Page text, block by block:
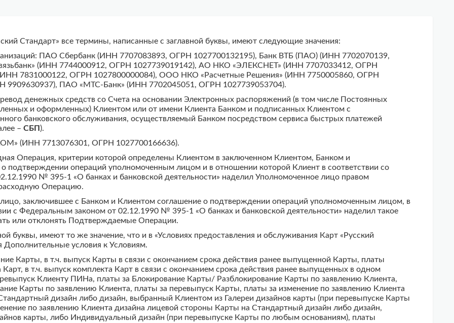
Стандарт» все термины, написанные с заглавной буквы, имеют следующие значения:
ПАО Сбербанк (ИНН 7707083893, ОГРН 1027700132195), Банк ВТБ (ПАО) (ИНН 7702070139,
(ИНН 7744000912, ОГРН 1027739019142), АО НКО «ЭЛЕКСНЕТ» (ИНН 7707033412, ОГРН
7831000122, ОГРН 1027800000084), ООО НКО «Расчетные Решения» (ИНН 7750005860, ОГРН
9909630937), ПАО «МТС-Банк» (ИНН 7702045051, ОГРН 1027739053704).
денежных средств со Счета на основании Электронных распоряжений (в том числе Постоянных
и оформленных) Клиентом или от имени Клиента Банком и подписанных Клиентом с
банковского обслуживания, осуществляемый Банком посредством сервиса быстрых платежей
– СБП ).
(ИНН 7713076301, ОГРН 1027700166636).
Операция, критерии которой определены Клиентом в заключенном Клиентом, Банком и
подтверждении операций уполномоченным лицом и в отношении которой Клиент в соответствии со
№ 395-1 «О банках и банковской деятельности» наделил Уполномоченное лицо правом
Операцию.
заключившее с Банком и Клиентом соглашение о подтверждении операций уполномоченным лицом, в
с Федеральным законом от 02.12.1990 № 395-1 «О банках и банковской деятельности» наделил такое
или отклонять Подтверждаемые Операции.
буквы, имеют то же значение, что и в «Условиях предоставления и обслуживания Карт «Русский
Дополнительные условия к Условиям.
Карты, в т.ч. выпуск Карты в связи с окончанием срока действия ранее выпущенной Карты, платы
в т.ч. выпуск комплекта Карт в связи с окончанием срока действия ранее выпущенных в одном
Клиенту ПИНа, платы за Блокирование Карты/ Разблокирование Карты по заявлению Клиента,
Карты по заявлению Клиента, платы за перевыпуск Карты, платы за изменение по заявлению Клиента
дизайн либо дизайн, выбранный Клиентом из Галереи дизайнов карты (при перевыпуске Карты
по заявлению Клиента дизайна лицевой стороны Карты на Стандартный дизайн либо дизайн,
карты, либо Индивидуальный дизайн (при перевыпуске Карты по любым основаниям), платы